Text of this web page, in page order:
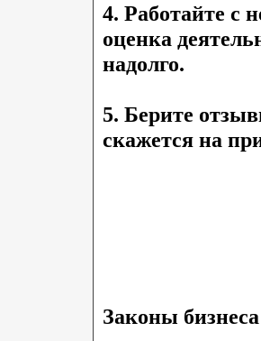
4. Работайте с
оценка
надолго.
5. Берите
скажется на
Законы бизнеса